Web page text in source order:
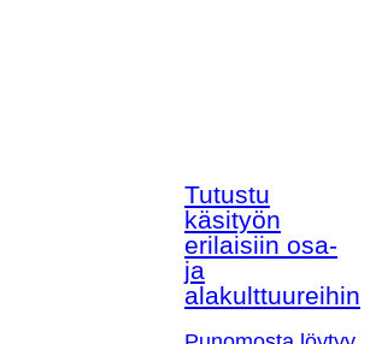
Tutustu
käsityön
erilaisiin osa-
ja
alakulttuureihin!